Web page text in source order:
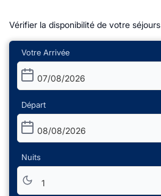
Vérifier la disponibilité de votre séjours
Votre Arrivée
07/08/2026
Départ
08/08/2026
Nuits
1